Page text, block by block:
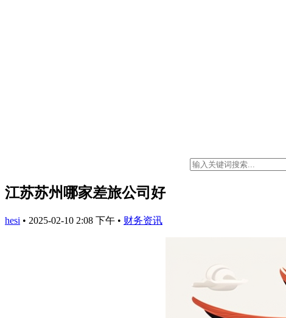
江苏苏州哪家差旅公司好
hesi • 2025-02-10 2:08 下午 • 财务资讯